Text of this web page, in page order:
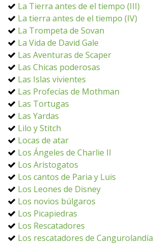
La Tierra antes de el tiempo (III)
La tierra antes de el tiempo (IV)
La Trompeta de Sovan
La Vida de David Gale
Las Aventuras de Scaper
Las Chicas poderosas
Las Islas vivientes
Las Profecías de Mothman
Las Tortugas
Las Yardas
Lilo y Stitch
Locas de atar
Los Ángeles de Charlie II
Los Aristogatos
Los cantos de Paria y Luis
Los Leones de Disney
Los novios búlgaros
Los Picapiedras
Los Rescatadores
Los rescatadores de Cangurolandía